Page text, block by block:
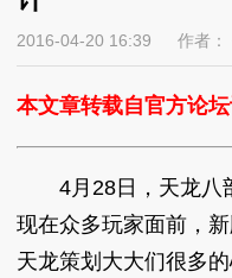
2016-04-20 16:39 作者：
本文章转载自官方论坛
4月28日，天龙八部
现在众多玩家面前，
天龙策划大大们很多